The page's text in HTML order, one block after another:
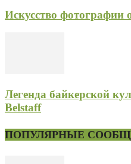
Искусство
Легенда байкерской
Belstaff
ПОПУЛЯРНЫЕ